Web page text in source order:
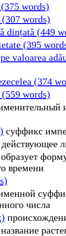
words)
words)
dințată (449
(395
valoarea
(374
words)
суффикс
действующее
образует
времени
числа
название